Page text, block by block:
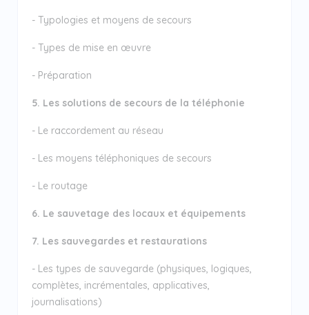
- Typologies et moyens de secours
- Types de mise en œuvre
- Préparation
5. Les solutions de secours de la téléphonie
- Le raccordement au réseau
- Les moyens téléphoniques de secours
- Le routage
6. Le sauvetage des locaux et équipements
7. Les sauvegardes et restaurations
- Les types de sauvegarde (physiques, logiques,
complètes, incrémentales, applicatives,
journalisations)